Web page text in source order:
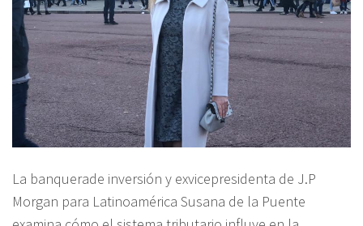
La banquerade inversión y exvicepresidenta de J.P
Morgan para Latinoamérica Susana de la Puente